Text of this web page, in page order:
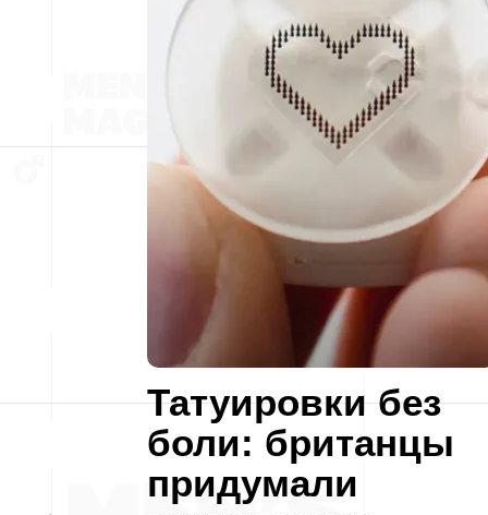
Татуировки без
боли: британцы
придумали